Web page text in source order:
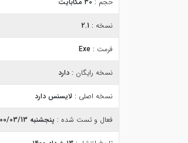
نسخه :
فرمت :
نسخه رایگان : دارد
نسخه اصلی : لایسنس دارد
فعال و تست شده : پنجشنبه 1400/03/13